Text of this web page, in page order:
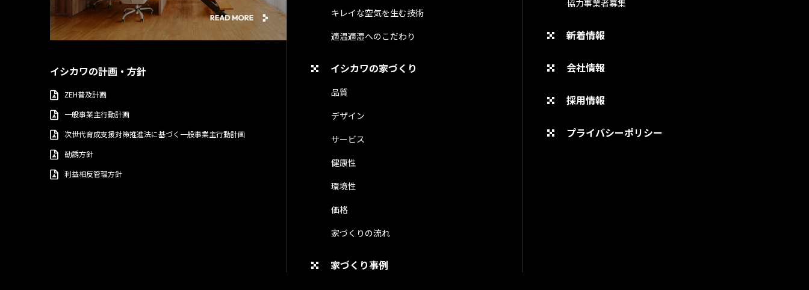
イシカワの計画・方針
ZEH普及計画
一般事業主行動計画
次世代育成支援対策推進法に基づく一般事業主行動計画
勧誘方針
利益相反管理方針
キレイな空気を生む技術
適温適湿へのこだわり
イシカワの家づくり
品質
デザイン
サービス
健康性
環境性
価格
家づくりの流れ
家づくり事例
協力事業者募集
新着情報
会社情報
採用情報
プライバシーポリシー